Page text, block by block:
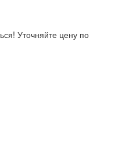
Уточняйте цену по